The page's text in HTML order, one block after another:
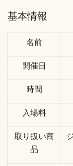
基本情報
名前
開催日
時間
入場料
取り扱い商
品